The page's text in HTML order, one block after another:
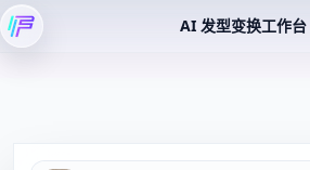
AI 发型变换工作台